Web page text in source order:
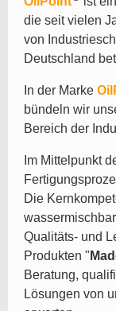
die seit vielen
von
Deutschland
In der Marke
bündeln wir
Bereich der
Im Mittelpunkt
Die
Qualitäts- und
Produkten "
Beratung,
Lösungen von